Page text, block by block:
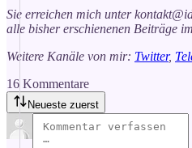
Sie erreichen mich unter
alle bisher erschienenen Beiträge im
Weitere Kanäle von mir: Twitter,
16 Kommentare
Neueste zuerst